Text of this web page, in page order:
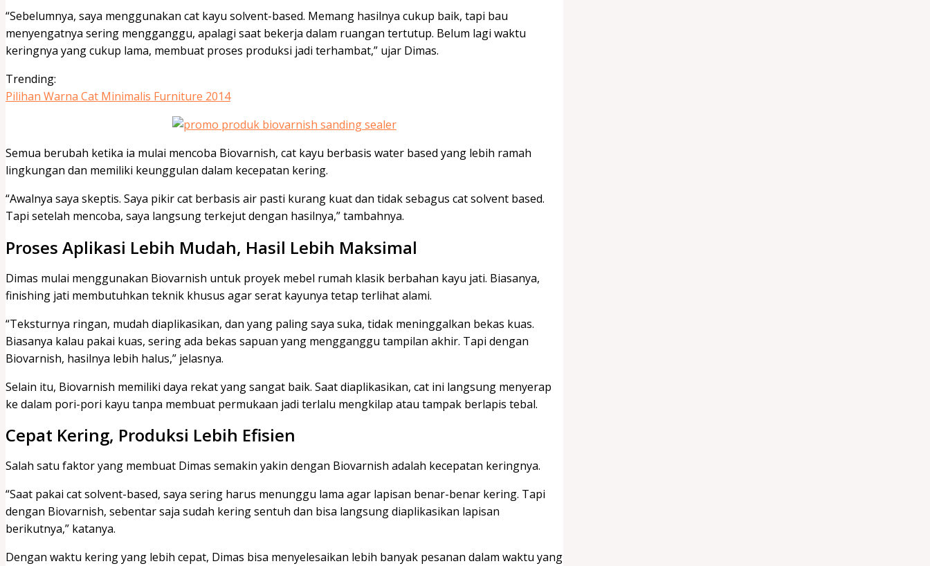
“Sebelumnya, saya menggunakan cat kayu solvent-based. Memang hasilnya cukup baik, tapi bau
menyengatnya sering mengganggu, apalagi saat bekerja dalam ruangan tertutup. Belum lagi waktu
keringnya yang cukup lama, membuat proses produksi jadi terhambat,” ujar Dimas.
Trending:
Pilihan Warna Cat Minimalis Furniture 2014
Semua berubah ketika ia mulai mencoba Biovarnish, cat kayu berbasis water based yang lebih ramah
lingkungan dan memiliki keunggulan dalam kecepatan kering.
“Awalnya saya skeptis. Saya pikir cat berbasis air pasti kurang kuat dan tidak sebagus cat solvent based.
Tapi setelah mencoba, saya langsung terkejut dengan hasilnya,” tambahnya.
Proses Aplikasi Lebih Mudah, Hasil Lebih Maksimal
Dimas mulai menggunakan Biovarnish untuk proyek mebel rumah klasik berbahan kayu jati. Biasanya,
finishing jati membutuhkan teknik khusus agar serat kayunya tetap terlihat alami.
“Teksturnya ringan, mudah diaplikasikan, dan yang paling saya suka, tidak meninggalkan bekas kuas.
Biasanya kalau pakai kuas, sering ada bekas sapuan yang mengganggu tampilan akhir. Tapi dengan
Biovarnish, hasilnya lebih halus,” jelasnya.
Selain itu, Biovarnish memiliki daya rekat yang sangat baik. Saat diaplikasikan, cat ini langsung menyerap
ke dalam pori-pori kayu tanpa membuat permukaan jadi terlalu mengkilap atau tampak berlapis tebal.
Cepat Kering, Produksi Lebih Efisien
Salah satu faktor yang membuat Dimas semakin yakin dengan Biovarnish adalah kecepatan keringnya.
“Saat pakai cat solvent-based, saya sering harus menunggu lama agar lapisan benar-benar kering. Tapi
dengan Biovarnish, sebentar saja sudah kering sentuh dan bisa langsung diaplikasikan lapisan
berikutnya,” katanya.
Dengan waktu kering yang lebih cepat, Dimas bisa menyelesaikan lebih banyak pesanan dalam waktu yang